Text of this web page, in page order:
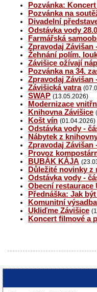
Pozvánka:
Pozvánka na
Divadelní
Odstávka vody
Farmářská
Zpravodaj Závišan
Žehnání polím,
Závišice ožívají
Pozvánka na 34.
Zpravodaj Závišan
Závišická vatra
SWAP (13.05.2026)
Modernizace
Knihovna Závišice
Košt vín (01.04.2026)
Odstávka vody -
Nábytek z
Zpravodaj Závišan
Provoz
BUBÁK KÁJA
Důležité novinky z
Odstávka vody -
Obecní restaurace
Přednáška: Jak
Komunitní
Ukliďme Závišice
Koncert filmové a